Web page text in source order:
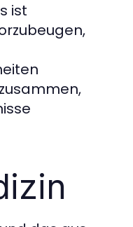
ist